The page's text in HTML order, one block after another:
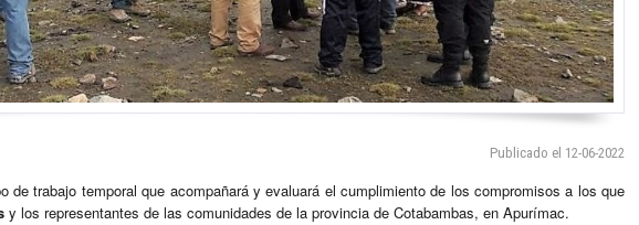
Publicado el 12-06-2022
de trabajo temporal que acompañará y evaluará el cumplimiento de los compromisos a los que
y los representantes de las comunidades de la provincia de Cotabambas, en Apurímac.